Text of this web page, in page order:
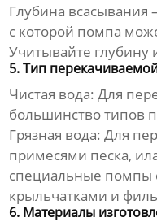
Глубина всасывания
с которой помпа
Учитывайте глубину
5. Тип
Чистая вода: Для
большинство типов
Грязная вода: Для
примесями песка,
специальные
крыльчатками и
6. Материалы